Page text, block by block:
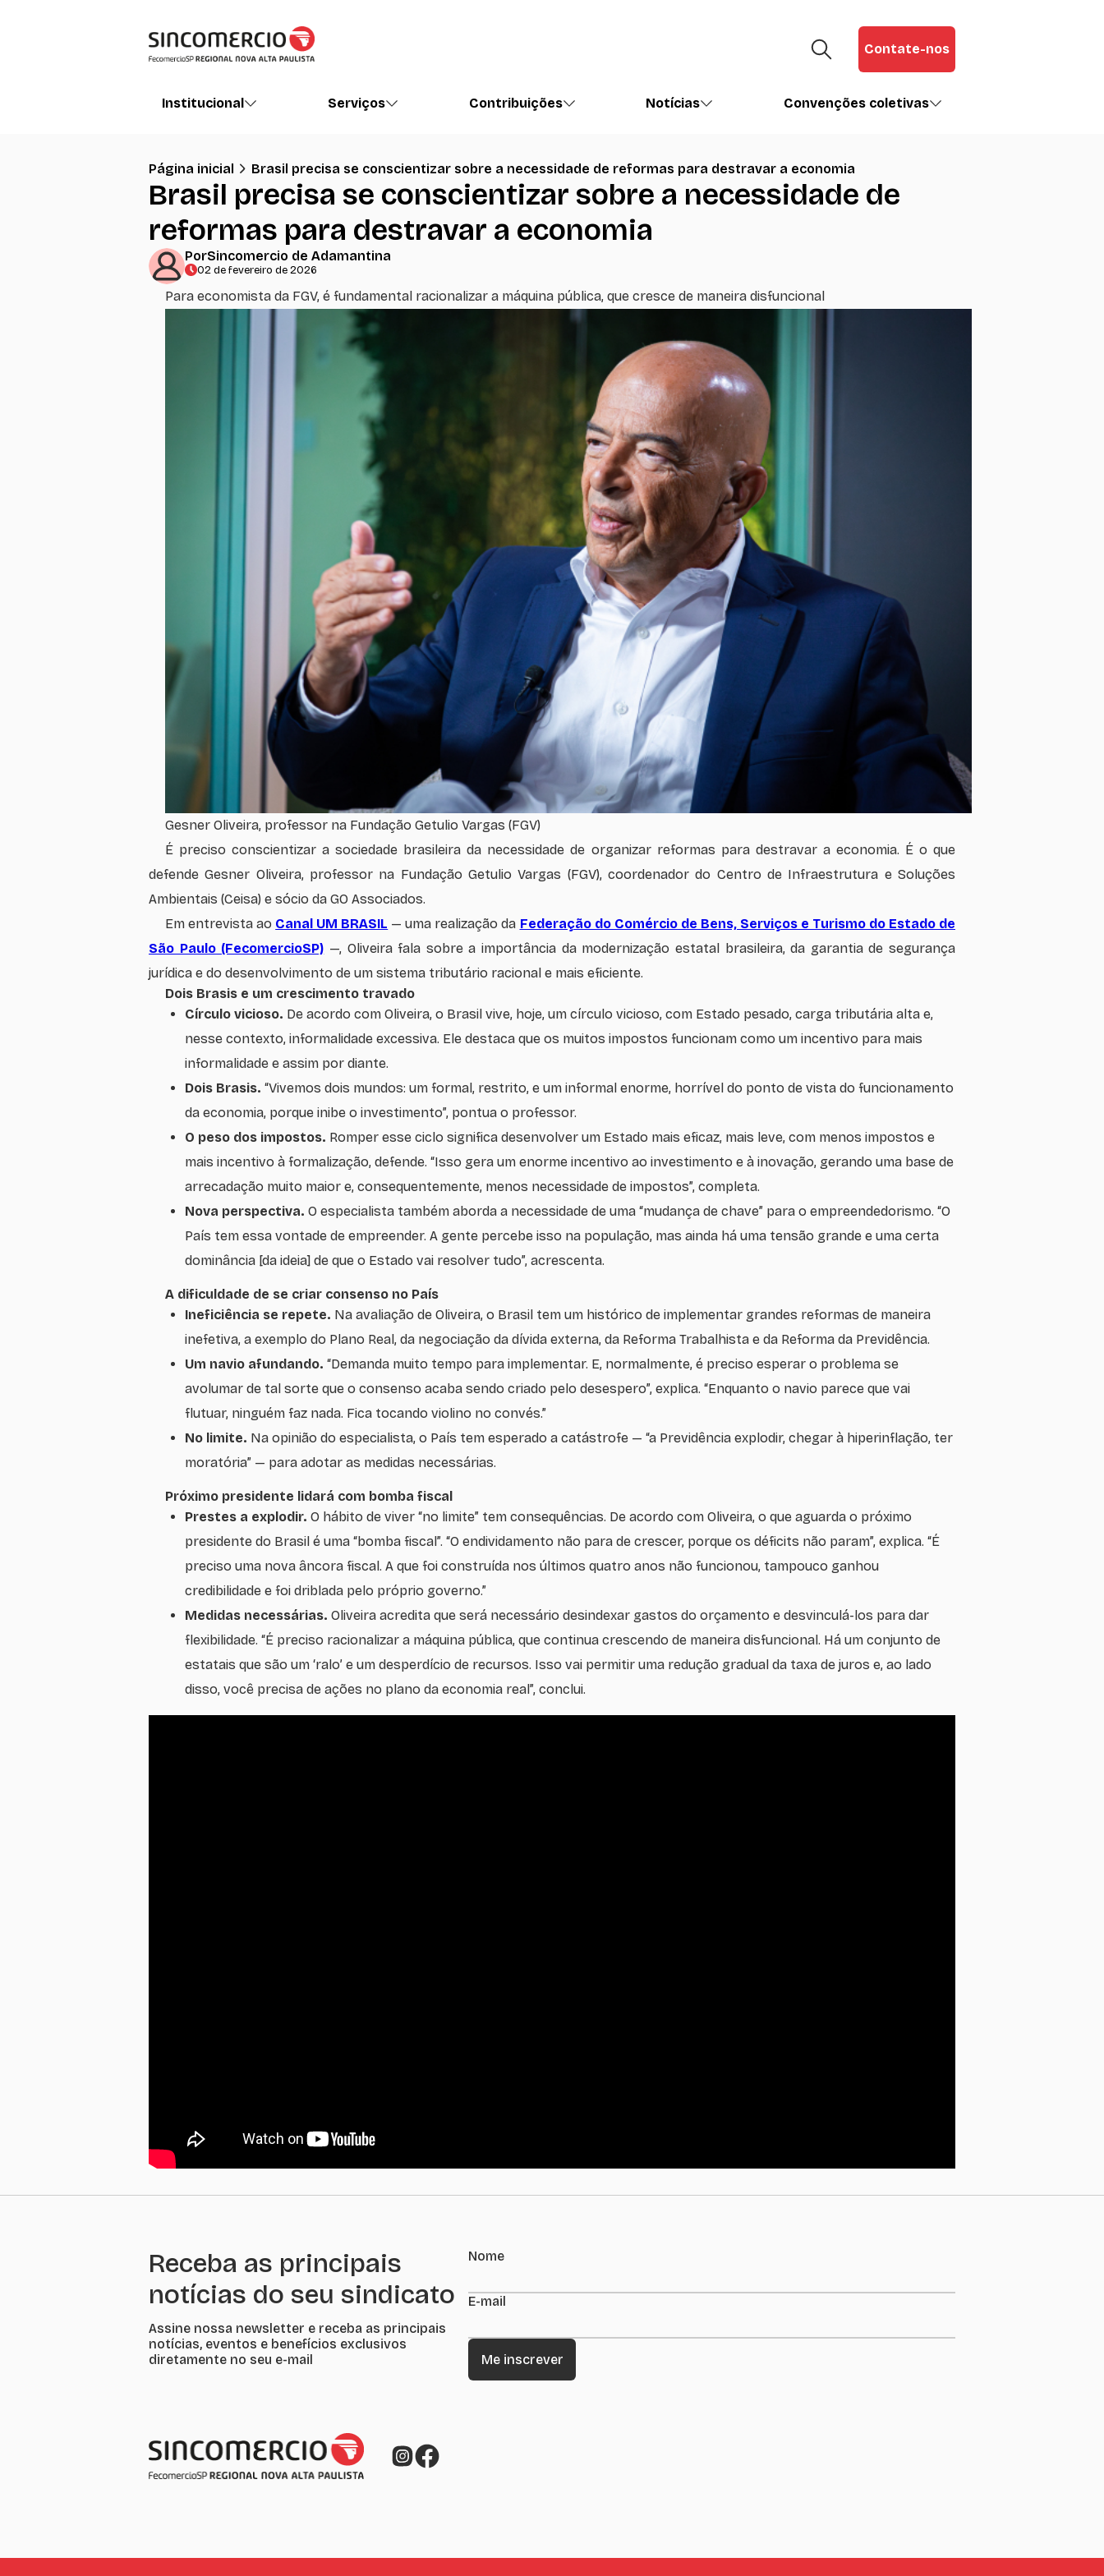
Contate-nos
Institucional Serviços Contribuições Notícias Convenções coletivas
Página inicial Brasil precisa se conscientizar sobre a necessidade de reformas para destravar a economia
Brasil precisa se conscientizar sobre a necessidade de
reformas para destravar a economia
PorSincomercio de Adamantina
02 de fevereiro de 2026
Para economista da FGV, é fundamental racionalizar a máquina pública, que cresce de maneira disfuncional
Gesner Oliveira, professor na Fundação Getulio Vargas (FGV)
É preciso conscientizar a sociedade brasileira da necessidade de organizar reformas para destravar a economia. É o que
defende Gesner Oliveira, professor na Fundação Getulio Vargas (FGV), coordenador do Centro de Infraestrutura e Soluções
Ambientais (Ceisa) e sócio da GO Associados.
Em entrevista ao Canal UM BRASIL — uma realização da Federação do Comércio de Bens, Serviços e Turismo do Estado de
São Paulo (FecomercioSP) —, Oliveira fala sobre a importância da modernização estatal brasileira, da garantia de segurança
jurídica e do desenvolvimento de um sistema tributário racional e mais eficiente.
Dois Brasis e um crescimento travado
Círculo vicioso. De acordo com Oliveira, o Brasil vive, hoje, um círculo vicioso, com Estado pesado, carga tributária alta e,
nesse contexto, informalidade excessiva. Ele destaca que os muitos impostos funcionam como um incentivo para mais
informalidade e assim por diante.
Dois Brasis. “Vivemos dois mundos: um formal, restrito, e um informal enorme, horrível do ponto de vista do funcionamento
da economia, porque inibe o investimento”, pontua o professor.
O peso dos impostos. Romper esse ciclo significa desenvolver um Estado mais eficaz, mais leve, com menos impostos e
mais incentivo à formalização, defende. “Isso gera um enorme incentivo ao investimento e à inovação, gerando uma base de
arrecadação muito maior e, consequentemente, menos necessidade de impostos”, completa.
Nova perspectiva. O especialista também aborda a necessidade de uma “mudança de chave” para o empreendedorismo. “O
País tem essa vontade de empreender. A gente percebe isso na população, mas ainda há uma tensão grande e uma certa
dominância [da ideia] de que o Estado vai resolver tudo”, acrescenta.
A dificuldade de se criar consenso no País
Ineficiência se repete. Na avaliação de Oliveira, o Brasil tem um histórico de implementar grandes reformas de maneira
inefetiva, a exemplo do Plano Real, da negociação da dívida externa, da Reforma Trabalhista e da Reforma da Previdência.
Um navio afundando. “Demanda muito tempo para implementar. E, normalmente, é preciso esperar o problema se
avolumar de tal sorte que o consenso acaba sendo criado pelo desespero”, explica. “Enquanto o navio parece que vai
flutuar, ninguém faz nada. Fica tocando violino no convés.”
No limite. Na opinião do especialista, o País tem esperado a catástrofe — “a Previdência explodir, chegar à hiperinflação, ter
moratória” — para adotar as medidas necessárias.
Próximo presidente lidará com bomba fiscal
Prestes a explodir. O hábito de viver “no limite” tem consequências. De acordo com Oliveira, o que aguarda o próximo
presidente do Brasil é uma “bomba fiscal”. “O endividamento não para de crescer, porque os déficits não param”, explica. “É
preciso uma nova âncora fiscal. A que foi construída nos últimos quatro anos não funcionou, tampouco ganhou
credibilidade e foi driblada pelo próprio governo.”
Medidas necessárias. Oliveira acredita que será necessário desindexar gastos do orçamento e desvinculá-los para dar
flexibilidade. “É preciso racionalizar a máquina pública, que continua crescendo de maneira disfuncional. Há um conjunto de
estatais que são um ‘ralo’ e um desperdício de recursos. Isso vai permitir uma redução gradual da taxa de juros e, ao lado
disso, você precisa de ações no plano da economia real”, conclui.
Receba as principais
notícias do seu sindicato
Assine nossa newsletter e receba as principais
notícias, eventos e benefícios exclusivos
diretamente no seu e-mail
Nome
E-mail